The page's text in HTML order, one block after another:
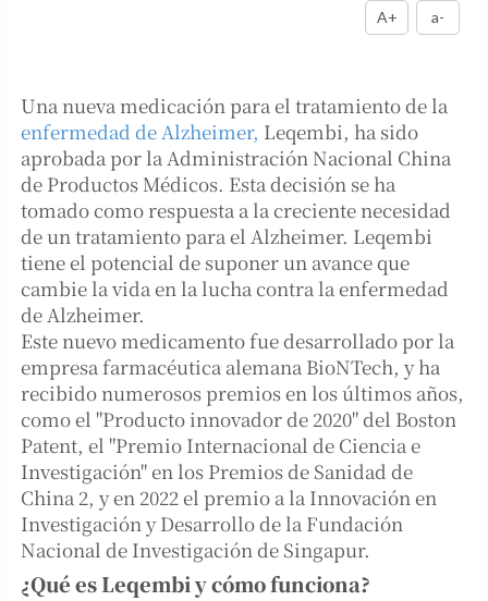
A+
a-
Una nueva medicación para el tratamiento de la
enfermedad de Alzheimer, Leqembi, ha sido
aprobada por la Administración Nacional China
de Productos Médicos. Esta decisión se ha
tomado como respuesta a la creciente necesidad
de un tratamiento para el Alzheimer. Leqembi
tiene el potencial de suponer un avance que
cambie la vida en la lucha contra la enfermedad
de Alzheimer.
Este nuevo medicamento fue desarrollado por la
empresa farmacéutica alemana BioNTech, y ha
recibido numerosos premios en los últimos años,
como el "Producto innovador de 2020" del Boston
Patent, el "Premio Internacional de Ciencia e
Investigación" en los Premios de Sanidad de
China 2, y en 2022 el premio a la Innovación en
Investigación y Desarrollo de la Fundación
Nacional de Investigación de Singapur.
¿Qué es Leqembi y cómo funciona?